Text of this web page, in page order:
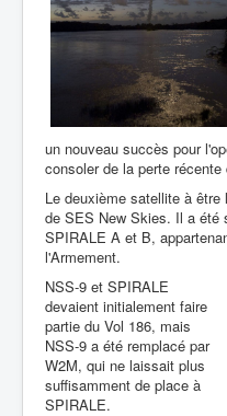
un nouveau succès pour
consoler de la perte récente
Le deuxième satellite à
de SES New Skies. Il a été
SPIRALE A et B,
l'Armement.
NSS-9 et SPIRALE
devaient initialement faire
partie du Vol 186, mais
NSS-9 a été remplacé par
W2M, qui ne laissait plus
suffisamment de place à
SPIRALE.